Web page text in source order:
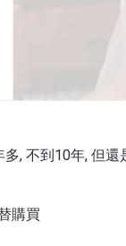
, 不到10年, 但還
購買